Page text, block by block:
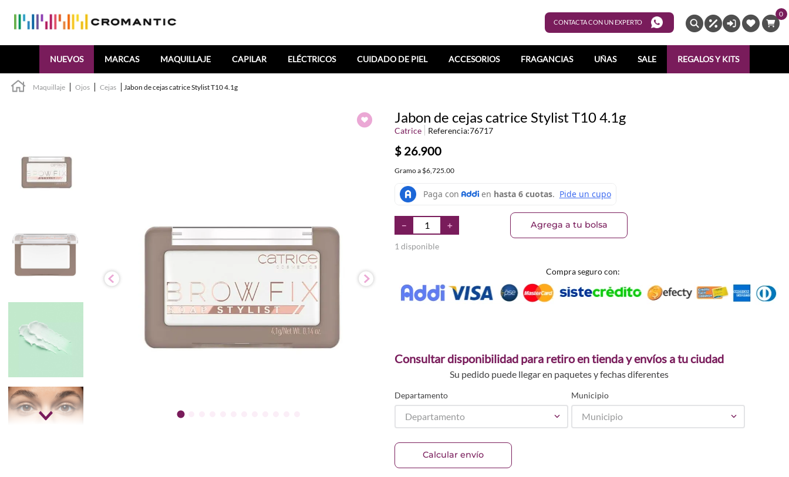
CONTACTA CON UN EXPERTO
0
NUEVOS MARCAS MAQUILLAJE CAPILAR ELÉCTRICOS CUIDADO DE PIEL ACCESORIOS FRAGANCIAS UÑAS SALE REGALOS Y KITS
Maquillaje Ojos Cejas Jabon de cejas catrice Stylist T10 4.1g
Jabon de cejas catrice Stylist T10 4.1g
Catrice Referencia:76717
$ 26.900
Gramoa $6,725.00
＋
－
1 disponible
Agrega a tu bolsa
Compra seguro con:
Consultar disponibilidad para retiro en tienda y envíos a tu ciudad
Su pedido puede llegar en paquetes y fechas diferentes
Departamento
Departamento
Municipio
Municipio
Calcular envío